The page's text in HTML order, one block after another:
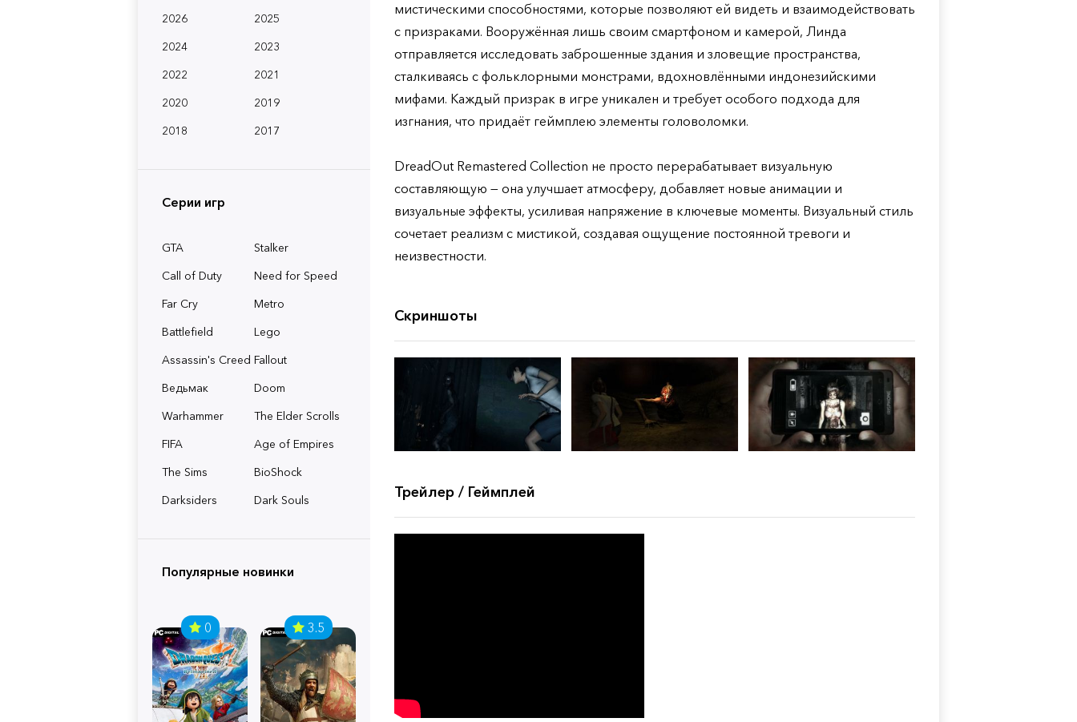
2026
2025
2024
2023
2022
2021
2020
2019
2018
2017
Серии игр
GTA
Stalker
Call of Duty
Need for Speed
Far Cry
Metro
Battlefield
Lego
Assassin's Creed Fallout
Ведьмак
Doom
Warhammer
The Elder Scrolls
FIFA
Age of Empires
The Sims
BioShock
Darksiders
Dark Souls
Популярные новинки
0 3.5
мистическими способностями, которые позволяют ей видеть и взаимодействовать
с призраками. Вооружённая лишь своим смартфоном и камерой, Линда
отправляется исследовать заброшенные здания и зловещие пространства,
сталкиваясь с фольклорными монстрами, вдохновлёнными индонезийскими
мифами. Каждый призрак в игре уникален и требует особого подхода для
изгнания, что придаёт геймплею элементы головоломки.
DreadOut Remastered Collection не просто перерабатывает визуальную
составляющую — она улучшает атмосферу, добавляет новые анимации и
визуальные эффекты, усиливая напряжение в ключевые моменты. Визуальный стиль
сочетает реализм с мистикой, создавая ощущение постоянной тревоги и
неизвестности.
Скриншоты
Трейлер / Геймплей